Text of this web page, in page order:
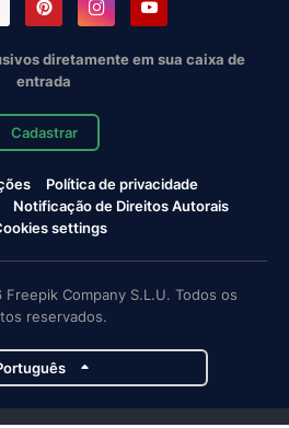
diretamente em sua caixa de
entrada
Cadastrar
Política de privacidade
Notificação de Direitos Autorais
settings
Company S.L.U. Todos os
reservados.